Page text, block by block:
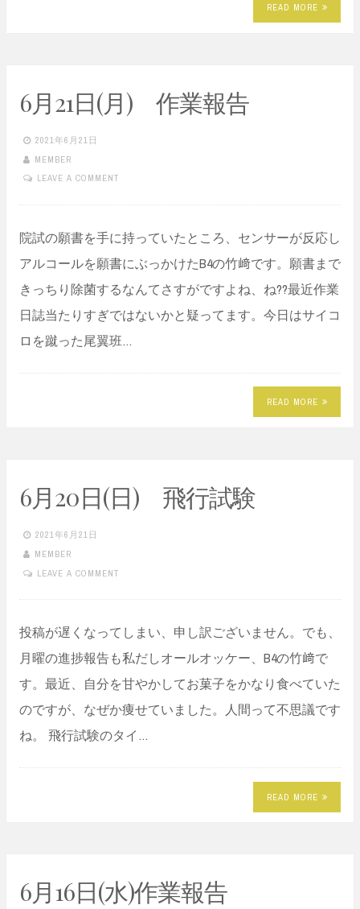
READ MORE
6月21日(月) 作業報告
2021年6月21日
MEMBER
LEAVE A COMMENT
院試の願書を手に持っていたところ、センサーが反応し
アルコールを願書にぶっかけたB4の竹﨑です。願書まで
きっちり除菌するなんてさすがですよね、ね??最近作業
日誌当たりすぎではないかと疑ってます。今日はサイコ
ロを蹴った尾翼班…
READ MORE
6月20日(日) 飛行試験
2021年6月21日
MEMBER
LEAVE A COMMENT
投稿が遅くなってしまい、申し訳ございません。でも、
月曜の進捗報告も私だしオールオッケー、B4の竹﨑で
す。最近、自分を甘やかしてお菓子をかなり食べていた
のですが、なぜか痩せていました。人間って不思議です
ね。 飛行試験のタイ…
READ MORE
6月16日(水)作業報告